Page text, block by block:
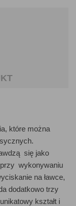
które można
się jako
wykonywaniu
na ławce,
dodatkowo trzy
kształt i